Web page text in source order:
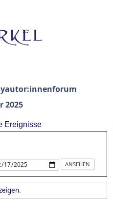
2025
Ereignisse